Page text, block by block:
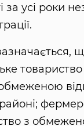
за усі роки
з